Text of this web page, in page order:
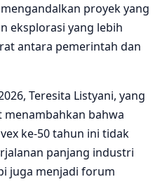
proyek yang
eksplorasi yang lebih
antara pemerintah dan
Teresita Listyani, yang
bahwa
ke-50 tahun ini tidak
panjang industri
juga menjadi forum